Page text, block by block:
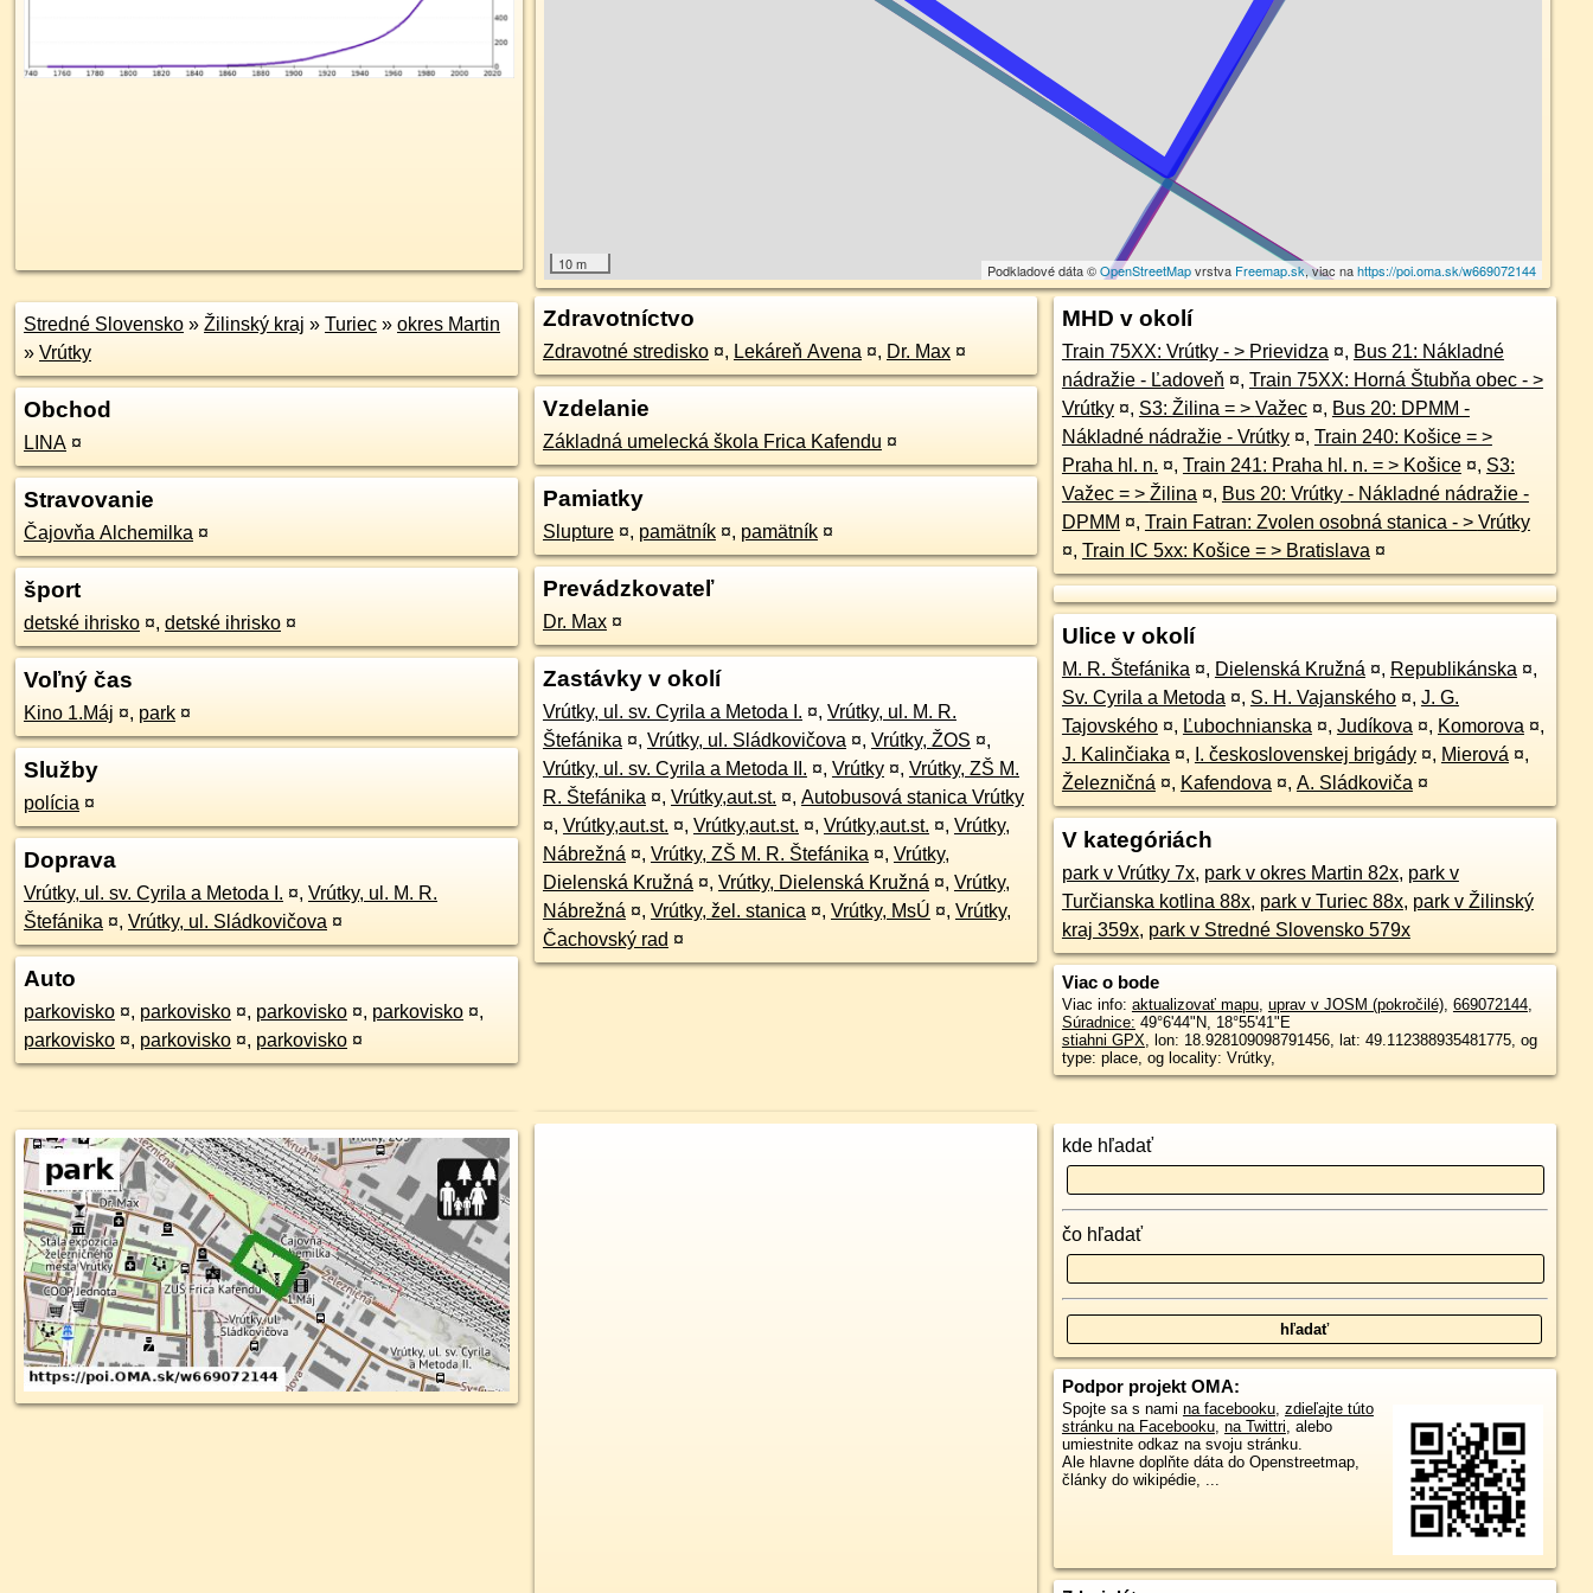
10 m Podkladové dáta ©OpenStreetMapvrstva Freemap.sk, viac nahttps://poi.oma.sk/w669072144
Stredné Slovensko » Žilinský kraj » Turiec » okres Martin
» Vrútky
Obchod
LINA ¤
Stravovanie
Čajovňa Alchemilka ¤
šport
detské ihrisko ¤, detské ihrisko ¤
Voľný čas
Kino 1.Máj ¤, park ¤
Služby
polícia ¤
Doprava
Vrútky, ul. sv. Cyrila a Metoda I. ¤, Vrútky, ul. M. R.
Štefánika ¤, Vrútky, ul. Sládkovičova ¤
Auto
parkovisko ¤, parkovisko ¤, parkovisko ¤, parkovisko ¤,
parkovisko ¤, parkovisko ¤, parkovisko ¤
Zdravotníctvo
Zdravotné stredisko ¤, Lekáreň Avena ¤, Dr. Max ¤
Vzdelanie
Základná umelecká škola Frica Kafendu ¤
Pamiatky
Slupture ¤, pamätník ¤, pamätník ¤
Prevádzkovateľ
Dr. Max ¤
Zastávky v okolí
Vrútky, ul. sv. Cyrila a Metoda I. ¤, Vrútky, ul. M. R.
Štefánika ¤, Vrútky, ul. Sládkovičova ¤, Vrútky, ŽOS ¤,
Vrútky, ul. sv. Cyrila a Metoda II. ¤, Vrútky ¤, Vrútky, ZŠ M.
R. Štefánika ¤, Vrútky,aut.st. ¤, Autobusová stanica Vrútky
¤, Vrútky,aut.st. ¤, Vrútky,aut.st. ¤, Vrútky,aut.st. ¤, Vrútky,
Nábrežná ¤, Vrútky, ZŠ M. R. Štefánika ¤, Vrútky,
Dielenská Kružná ¤, Vrútky, Dielenská Kružná ¤, Vrútky,
Nábrežná ¤, Vrútky, žel. stanica ¤, Vrútky, MsÚ ¤, Vrútky,
Čachovský rad ¤
MHD v okolí
Train 75XX: Vrútky - > Prievidza ¤, Bus 21: Nákladné
nádražie - Ľadoveň ¤, Train 75XX: Horná Štubňa obec - >
Vrútky ¤, S3: Žilina = > Važec ¤, Bus 20: DPMM -
Nákladné nádražie - Vrútky ¤, Train 240: Košice = >
Praha hl. n. ¤, Train 241: Praha hl. n. = > Košice ¤, S3:
Važec = > Žilina ¤, Bus 20: Vrútky - Nákladné nádražie -
DPMM ¤,
Train Fatran: Zvolen osobná stanica - > Vrútky
¤, Train IC 5xx: Košice = > Bratislava ¤
Ulice v okolí
M. R. Štefánika ¤, Dielenská Kružná ¤, Republikánska ¤,
Sv. Cyrila a Metoda ¤, S. H. Vajanského ¤, J. G.
Tajovského ¤, Ľubochnianska ¤, Judíkova ¤, Komorova ¤,
J. Kalinčiaka ¤, I. československej brigády ¤, Mierová ¤,
Železničná ¤, Kafendova ¤, A. Sládkoviča ¤
V kategóriách
park v Vrútky 7x, park v okres Martin 82x, park v
Turčianska kotlina 88x, park v Turiec 88x, park v Žilinský
kraj 359x, park v Stredné Slovensko 579x
Viac o bode
Viac info: aktualizovať mapu, uprav v JOSM (pokročilé), 669072144,
Súradnice: 49°6'44"N, 18°55'41"E
stiahni GPX, lon: 18.928109098791456, lat: 49.112388935481775, og
type: place, og locality: Vrútky,
kde hľadať
čo hľadať
Podpor projekt OMA:
Spojte sa s nami na facebooku, zdieľajte túto
stránku na Facebooku, na Twittri, alebo
umiestnite odkaz na svoju stránku.
Ale hlavne doplňte dáta do Openstreetmap,
články do wikipédie, ...